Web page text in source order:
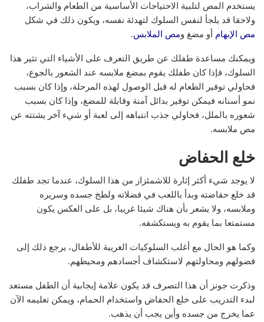
يستخدم المص لتلبية الاحتياجات الأساسية من الطعام والشراب،
ولاحقا قد يلجأ لنفس السلوك لتهدئة نفسه، ويكون ذلك في شكل
مص الإبهام أو مضغ ومص الملابس.
ويمكنك مساعدة طفلك عن طريق التعرف على الأشياء التي تثير هذا
السلوك، فإذا كان طفلك يقوم بمضغ ملابسه عند الشعور بالجوع،
فحاولي توفير الطعام له قبل الوصول لهذه المرحلة، وإذا كان بسبب
نمو أسنانه فيمكن توفير بدائل آمنة وقابلة للمضغ، وإذا كان بسبب
شعوره بالملل، فحاولي جذب انتباهه إلى لعبة أو شيء آخر يشتته عن
مص ملابسه.
خلع الحفاض
لا يوجد شيء أكثر إثارة للاشمئزاز من هذا السلوك، عندما تجد طفلك
قد خلع حفاضته وبدأ باللعب في فضلاته ولطخ جسده وسريره
وملابسه، ولا يشعر بأن هناك شيئا غريبا، بل على العكس يكون
مستمتعا بما يقوم به ويستكشفه.
وكما هو الحال مع أغلب السلوكيات الغريبة للأطفال، يرجع ذلك إلى
فضولهم ومحاولتهم لاستكشاف أجسادهم ومحيطهم.
وذكرت جونز أن هذا التصرف قد يكون علامة إيجابية أن الطفل مستعد
لبدء التدريب على خلع الحفاض واستخدام الحمام، ويمكن تعليمه الآن
عما يخرج من جسده وأين يجب أن يذهب.